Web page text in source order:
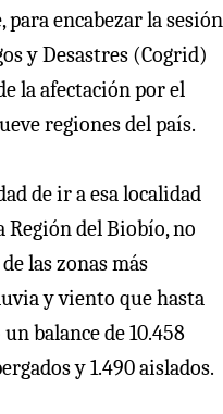
encabezar la sesión
y Desastres (Cogrid)
la afectación por el
regiones del país.
de ir a esa localidad
Región del Biobío, no
las zonas más
y viento que hasta
balance de 10.458
y 1.490 aislados.